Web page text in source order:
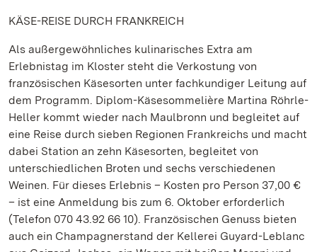
KÄSE-REISE DURCH FRANKREICH
Als außergewöhnliches kulinarisches Extra am
Erlebnistag im Kloster steht die Verkostung von
französischen Käsesorten unter fachkundiger Leitung auf
dem Programm. Diplom-Käsesommelière Martina Röhrle-
Heller kommt wieder nach Maulbronn und begleitet auf
eine Reise durch sieben Regionen Frankreichs und macht
dabei Station an zehn Käsesorten, begleitet von
unterschiedlichen Broten und sechs verschiedenen
Weinen. Für dieses Erlebnis – Kosten pro Person 37,00 €
– ist eine Anmeldung bis zum 6. Oktober erforderlich
(Telefon 070 43.92 66 10). Französischen Genuss bieten
auch ein Champagnerstand der Kellerei Guyard-Leblanc